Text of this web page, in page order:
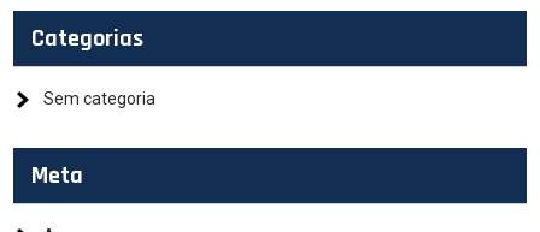
Categorias
Sem categoria
Meta